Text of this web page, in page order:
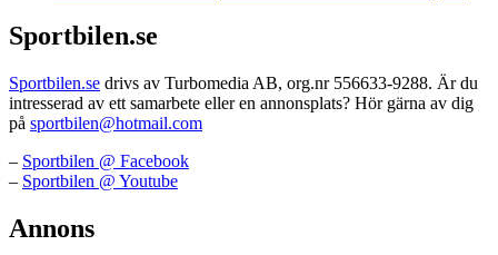
Sportbilen.se
Sportbilen.se drivs av Turbomedia AB, org.nr 556633-9288. Är du
intresserad av ett samarbete eller en annonsplats? Hör gärna av dig
på sportbilen@hotmail.com
– Sportbilen @ Facebook
– Sportbilen @ Youtube
Annons